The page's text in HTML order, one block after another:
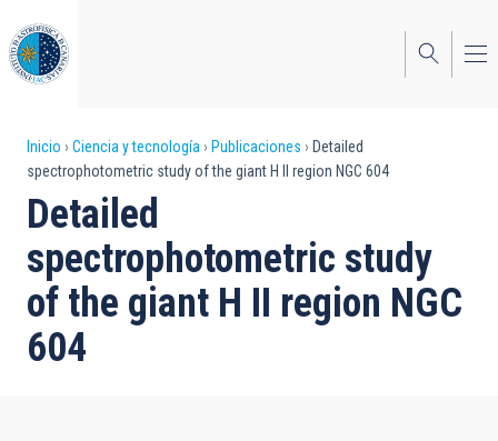
al
contenido
principal
Sobrescribir
enlaces
de
ayuda
a
la
Inicio Ciencia y tecnología Publicaciones
Detailed
spectrophotometric study of the giant H II region NGC 604
Detailed
spectrophotometric study
of the giant H II region NGC
604